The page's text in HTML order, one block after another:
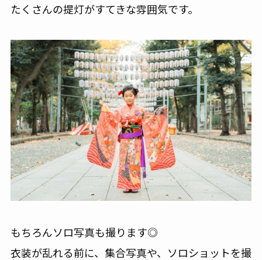
たくさんの提灯がすてきな雰囲気です。
もちろんソロ写真も撮ります◎
衣装が乱れる前に、集合写真や、ソロショットを撮